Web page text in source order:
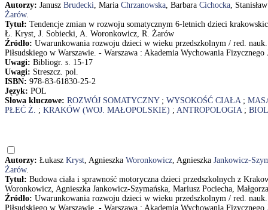
Autorzy: Janusz Brudecki, Maria Chrzanowska, Barbara Cichocka,
Żarów.
Tytuł: Tendencje zmian w rozwoju somatycznym 6-letnich dzieci
Ł. Kryst, J. Sobiecki, A. Woronkowicz, R. Żarów
Źródło: Uwarunkowania rozwoju dzieci w wieku przedszkolnym / red.
Piłsudskiego w Warszawie. - Warszawa : Akademia Wychowania
Uwagi: Bibliogr. s. 15-17
Uwagi: Streszcz. pol.
ISBN: 978-83-61830-25-2
Język: POL
Słowa kluczowe: ROZWÓJ SOMATYCZNY; WYSOKOŚĆ CIAŁA;
PŁEĆ Ż. ; KRAKÓW (WOJ. MAŁOPOLSKIE) ; ANTROPOLOGIA;
Autorzy: Łukasz Kryst, Agnieszka Woronkowicz, Agnieszka Jankowicz-
Żarów.
Tytuł: Budowa ciała i sprawność motoryczna dzieci przedszkolnych z
Woronkowicz, Agnieszka Jankowicz-Szymańska, Mariusz Pociecha,
Źródło: Uwarunkowania rozwoju dzieci w wieku przedszkolnym / red.
Piłsudskiego w Warszawie. - Warszawa : Akademia Wychowania